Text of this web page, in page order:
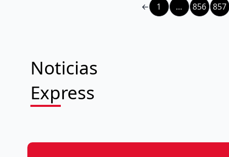
← 1 … 856 857
Noticias
Express